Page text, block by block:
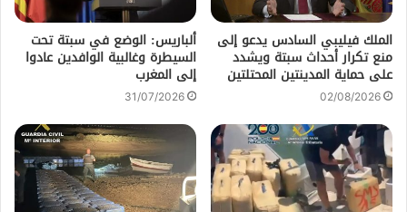
الملك فيليبي السادس يدعو إلى
منع تكرار أحداث سبتة ويشدد
على حماية المدينتين المحتلتين
02/08/2026
ألباريس: الوضع في سبتة تحت
السيطرة وغالبية الوافدين عادوا
إلى المغرب
31/07/2026